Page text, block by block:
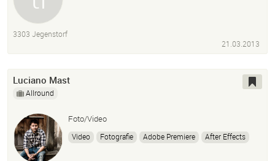
3303 Jegenstorf
21.03.2013
Luciano Mast
Allround
Foto/Video
Video Fotografie Adobe Premiere
After Effects